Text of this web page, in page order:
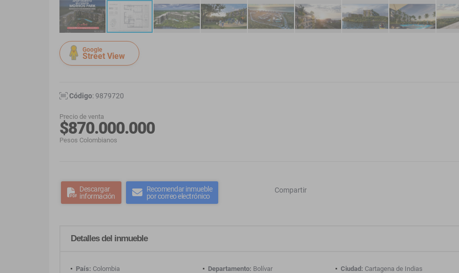
Google
Street View
Código: 9879720
Precio de venta
$870.000.000
Pesos Colombianos
Descargar
información
Recomendar inmueble
por correo electrónico
Compartir
Detalles del inmueble
País: Colombia Departamento: Bolívar Ciudad: Cartagena de Indias